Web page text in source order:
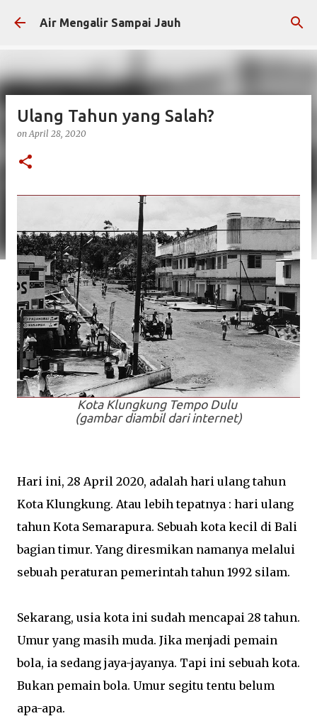
Skip to main content
Air Mengalir Sampai Jauh
Ulang Tahun yang Salah?
onApril 28, 2020
Kota Klungkung Tempo Dulu
(gambar diambil dari internet)
Hari ini, 28 April 2020, adalah hari ulang tahun
Kota Klungkung. Atau lebih tepatnya : hari ulang
tahun Kota Semarapura. Sebuah kota kecil di Bali
bagian timur. Yang diresmikan namanya melalui
sebuah peraturan pemerintah tahun 1992 silam.
Sekarang, usia kota ini sudah mencapai 28 tahun.
Umur yang masih muda. Jika menjadi pemain
bola, ia sedang jaya-jayanya. Tapi ini sebuah kota.
Bukan pemain bola. Umur segitu tentu belum
apa-apa.